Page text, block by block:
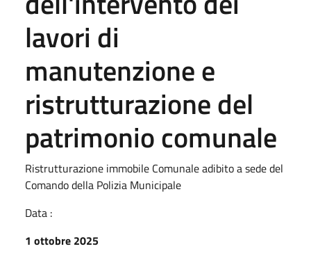
lavori di
manutenzione e
ristrutturazione del
patrimonio comunale
Ristrutturazione immobile Comunale adibito a sede del
Comando della Polizia Municipale
Data :
1 ottobre 2025